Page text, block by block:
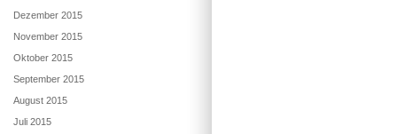
Dezember 2015
November 2015
Oktober 2015
September 2015
August 2015
Juli 2015